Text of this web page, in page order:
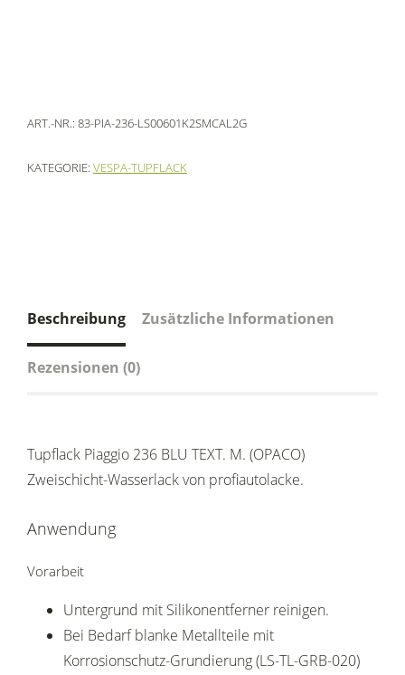
ART.-NR.: 83-PIA-236-LS00601K2SMCAL2G
KATEGORIE: VESPA-TUPFLACK
Beschreibung Zusätzliche Informationen
Rezensionen (0)
Tupflack Piaggio 236 BLU TEXT. M. (OPACO)
Zweischicht-Wasserlack von profiautolacke.
Anwendung
Vorarbeit
Untergrund mit Silikonentferner reinigen.
Bei Bedarf blanke Metallteile mit
Korrosionschutz-Grundierung (LS-TL-GRB-020)